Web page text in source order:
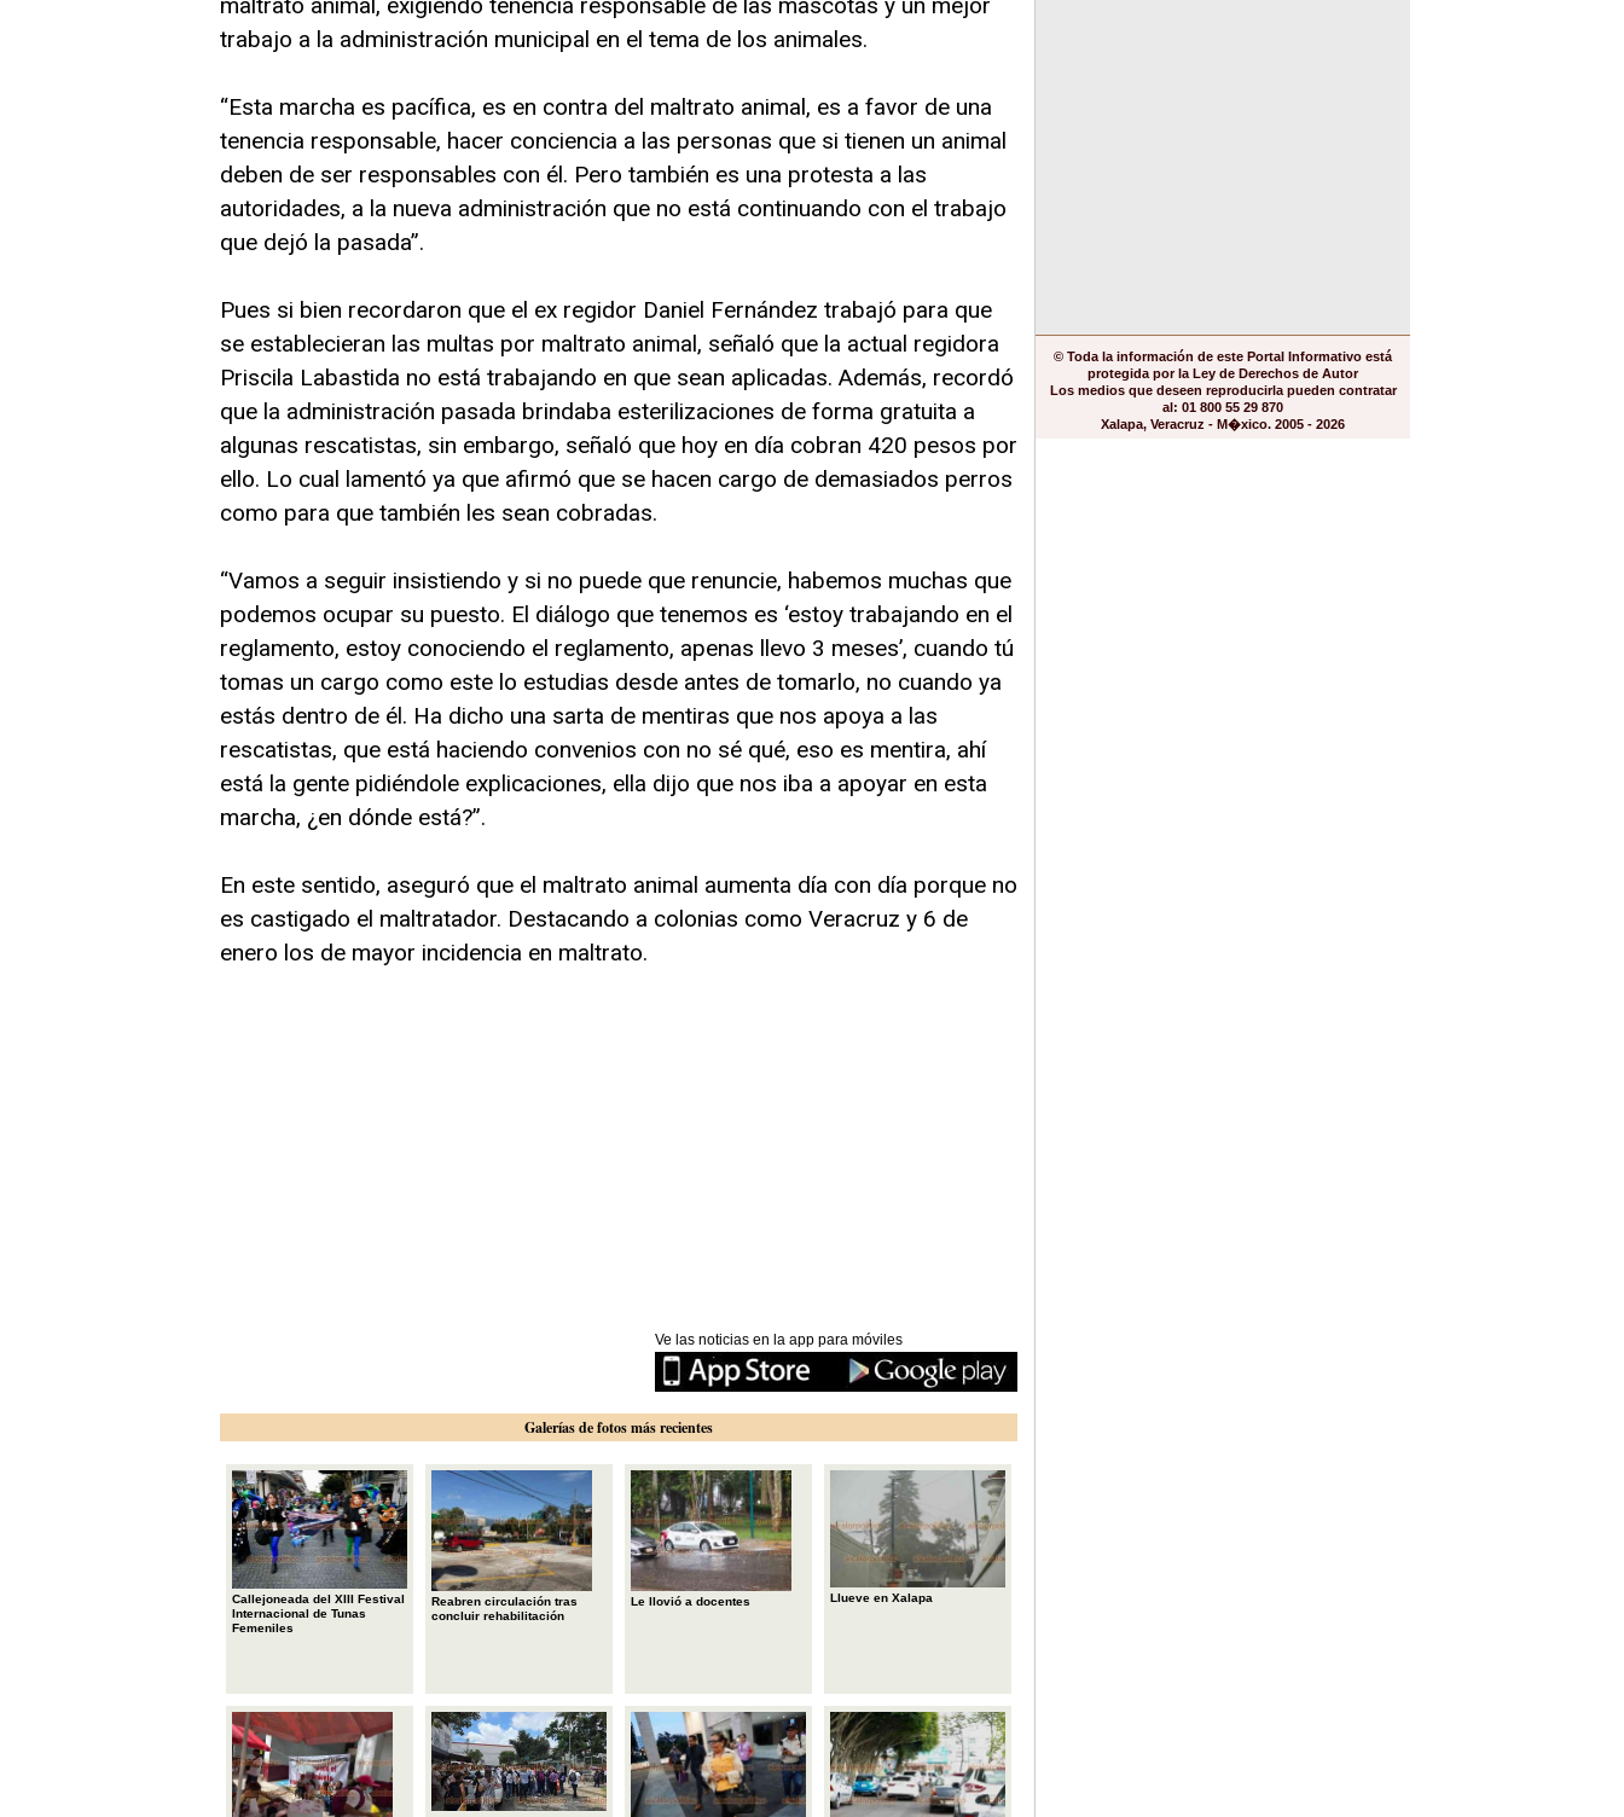
trabajo a la administración municipal en el tema de los animales.
“Esta marcha es pacífica, es en contra del maltrato animal, es a favor de una
tenencia responsable, hacer conciencia a las personas que si tienen un animal
deben de ser responsables con él. Pero también es una protesta a las
autoridades, a la nueva administración que no está continuando con el trabajo
que dejó la pasada”.
Pues si bien recordaron que el ex regidor Daniel Fernández trabajó para que
se establecieran las multas por maltrato animal, señaló que la actual regidora
Priscila Labastida no está trabajando en que sean aplicadas. Además, recordó
que la administración pasada brindaba esterilizaciones de forma gratuita a
algunas rescatistas, sin embargo, señaló que hoy en día cobran 420 pesos por
ello. Lo cual lamentó ya que afirmó que se hacen cargo de demasiados perros
como para que también les sean cobradas.
“Vamos a seguir insistiendo y si no puede que renuncie, habemos muchas que
podemos ocupar su puesto. El diálogo que tenemos es ‘estoy trabajando en el
reglamento, estoy conociendo el reglamento, apenas llevo 3 meses’, cuando tú
tomas un cargo como este lo estudias desde antes de tomarlo, no cuando ya
estás dentro de él. Ha dicho una sarta de mentiras que nos apoya a las
rescatistas, que está haciendo convenios con no sé qué, eso es mentira, ahí
está la gente pidiéndole explicaciones, ella dijo que nos iba a apoyar en esta
marcha, ¿en dónde está?”.
En este sentido, aseguró que el maltrato animal aumenta día con día porque no
es castigado el maltratador. Destacando a colonias como Veracruz y 6 de
enero los de mayor incidencia en maltrato.
Ve las noticias en la app para móviles
Galerías de fotos más recientes
Callejoneada del XIII Festival
Internacional de Tunas
Femeniles
Reabren circulación tras
concluir rehabilitación
Le llovió a docentes Llueve en Xalapa
© Toda la información de este Portal Informativo está
protegida por la Ley de Derechos de Autor
Los medios que deseen reproducirla pueden contratar
al: 01 800 55 29 870
Xalapa, Veracruz - M�xico. 2005 - 2026